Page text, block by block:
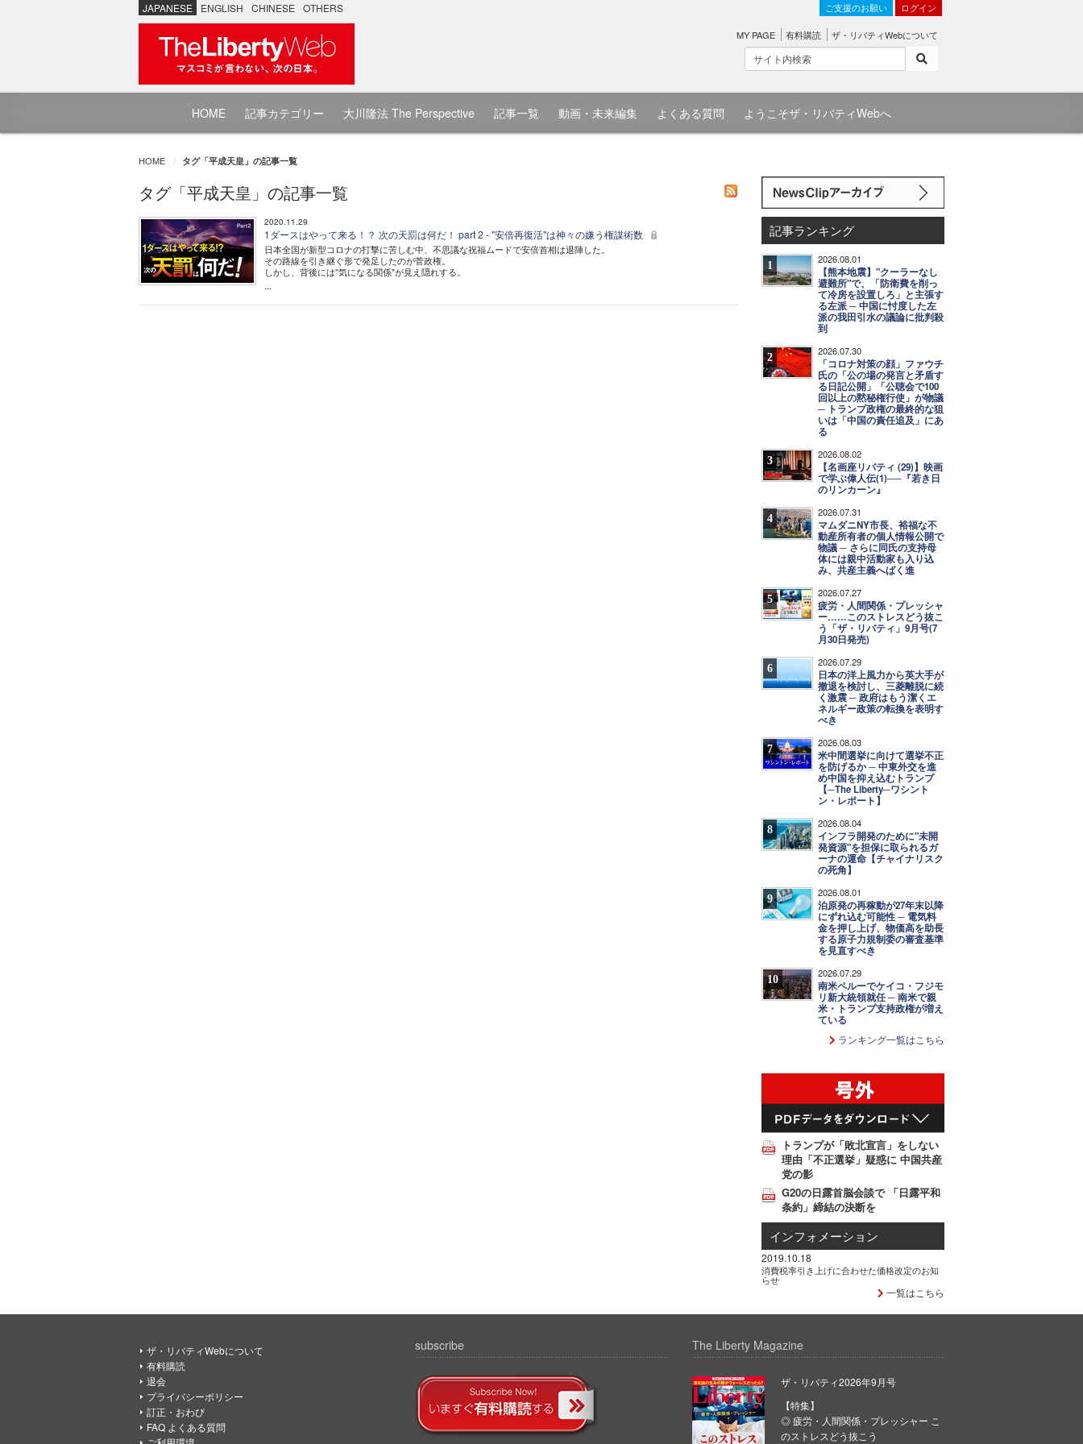
JAPANESE ENGLISH CHINESE OTHERS ご支援のお願い ログイン
MY PAGE 有料購読 ザ・リバティWebについて
HOME 記事カテゴリー 大川隆法 The Perspective 記事一覧 動画・未来編集 よくある質問 ようこそザ・リバティWebへ
HOME タグ「平成天皇」の記事一覧
タグ「平成天皇」の記事一覧
2020.11.29
1ダースはやって来る！？ 次の天罰は何だ！ part 2 - "安倍再復活"は神々の嫌う権謀術数
日本全国が新型コロナの打撃に苦しむ中、不思議な祝福ムードで安倍首相は退陣した。
その路線を引き継ぐ形で発足したのが菅政権。
しかし、背後には"気になる関係"が見え隠れする。
...
記事ランキング
1 2026.08.01
【熊本地震】"クーラーなし
避難所"で、「防衛費を削っ
て冷房を設置しろ」と主張す
る左派 ─ 中国に忖度した左
派の我田引水の議論に批判殺
到
2 2026.07.30
「コロナ対策の顔」ファウチ
氏の「公の場の発言と矛盾す
る日記公開」「公聴会で100
回以上の黙秘権行使」が物議
─ トランプ政権の最終的な狙
いは「中国の責任追及」にあ
る
3 2026.08.02
【名画座リバティ (29)】映画
で学ぶ偉人伝(1)──『若き日
のリンカーン』
4 2026.07.31
マムダニNY市長、裕福な不
動産所有者の個人情報公開で
物議 ─ さらに同氏の支持母
体には親中活動家も入り込
み、共産主義へばく進
5 2026.07.27
疲労・人間関係・プレッシャ
ー……このストレスどう抜こ
う「ザ・リバティ」9月号(7
月30日発売)
6 2026.07.29
日本の洋上風力から英大手が
撤退を検討し、三菱離脱に続
く激震 ─ 政府はもう潔くエ
ネルギー政策の転換を表明す
べき
7 2026.08.03
米中間選挙に向けて選挙不正
を防げるか ─ 中東外交を進
め中国を抑え込むトランプ
【─The Liberty─ワシント
ン・レポート】
8 2026.08.04
インフラ開発のために"未開
発資源"を担保に取られるガ
ーナの運命【チャイナリスク
の死角】
9 2026.08.01
泊原発の再稼動が27年末以降
にずれ込む可能性 ─ 電気料
金を押し上げ、物価高を助長
する原子力規制委の審査基準
を見直すべき
10 2026.07.29
南米ペルーでケイコ・フジモ
リ新大統領就任 ─ 南米で親
米・トランプ支持政権が増え
ている
ランキング一覧はこちら
トランプが「敗北宣言」をしない
理由「不正選挙」疑惑に 中国共産
党の影
G20の日露首脳会談で 「日露平和
条約」締結の決断を
インフォメーション
2019.10.18
消費税率引き上げに合わせた価格改定のお知
らせ
一覧はこちら
ザ・リバティWebについて
有料購読
退会
プライバシーポリシー
訂正・おわび
FAQ よくある質問
subscribe The Liberty Magazine
ザ・リバティ2026年9月号
【特集】
◎ 疲労・人間関係・プレッシャー こ
のストレスどう抜こう